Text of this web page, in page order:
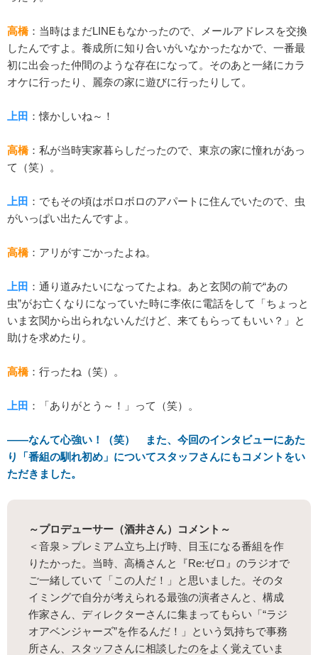
高橋 ：当時はまだLINEもなかったので、メールアドレスを交換
したんですよ。養成所に知り合いがいなかったなかで、一番最
初に出会った仲間のような存在になって。そのあと一緒にカラ
オケに行ったり、麗奈の家に遊びに行ったりして。
上田 ：懐かしいね～！
高橋 ：私が当時実家暮らしだったので、東京の家に憧れがあっ
て（笑）。
上田 ：でもその頃はボロボロのアパートに住んでいたので、虫
がいっぱい出たんですよ。
高橋 ：アリがすごかったよね。
上田 ：通り道みたいになってたよね。あと玄関の前で“あの
虫”がお亡くなりになっていた時に李依に電話をして「ちょっと
いま玄関から出られないんだけど、来てもらってもいい？」と
助けを求めたり。
高橋 ：行ったね（笑）。
上田 ：「ありがとう～！」って（笑）。
――なんて心強い！（笑） また、今回のインタビューにあた
り「番組の馴れ初め」についてスタッフさんにもコメントをい
ただきました。
～プロデューサー（酒井さん）コメント～
＜音泉＞プレミアム立ち上げ時、目玉になる番組を作
りたかった。当時、高橋さんと『Re:ゼロ』のラジオで
ご一緒していて「この人だ！」と思いました。そのタ
イミングで自分が考えられる最強の演者さんと、構成
作家さん、ディレクターさんに集まってもらい「“ラジ
オアベンジャーズ”を作るんだ！」という気持ちで事務
所さん、スタッフさんに相談したのをよく覚えていま